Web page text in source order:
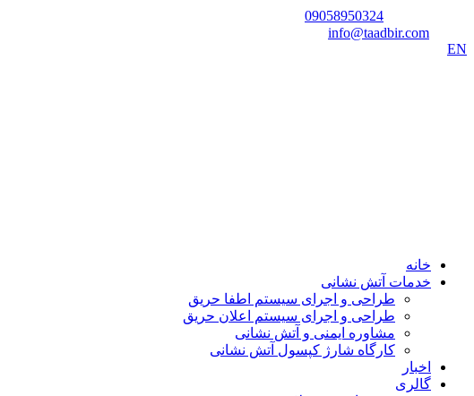
09058950324
info@taadbir.com
EN
خانه
خدمات آتش نشانی
طراحی و اجرای سیستم اطفا حریق
طراحی و اجرای سیستم اعلان حریق
مشاوره ایمنی و آتش نشانی
کارگاه شارژ کپسول آتش نشانی
اخبار
گالری